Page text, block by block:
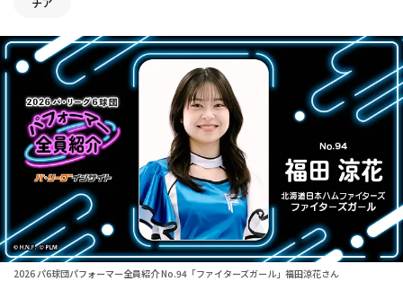
無料アカウント登録
HOME
動画
日程・結果
順位表･成績
1軍公式戦
ファーム東地区
選手名鑑
2026 パ6球団パフォーマー全員紹介 No.94「ファイターズガール」福田涼花さん